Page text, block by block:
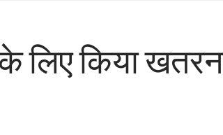
लिए किया